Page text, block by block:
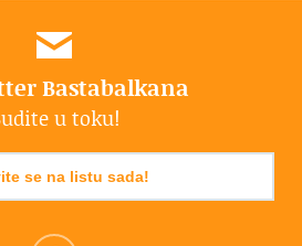
Bastabalkana
u toku!
se na listu sada!